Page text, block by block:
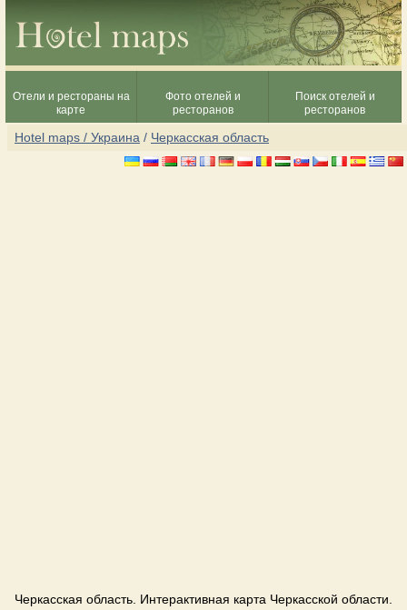
Отели и рестораны на
карте
Фото отелей и
ресторанов
Поиск отелей и
ресторанов
Hotel maps / Украина / Черкасская область
Черкасская область. Интерактивная карта Черкасской области.